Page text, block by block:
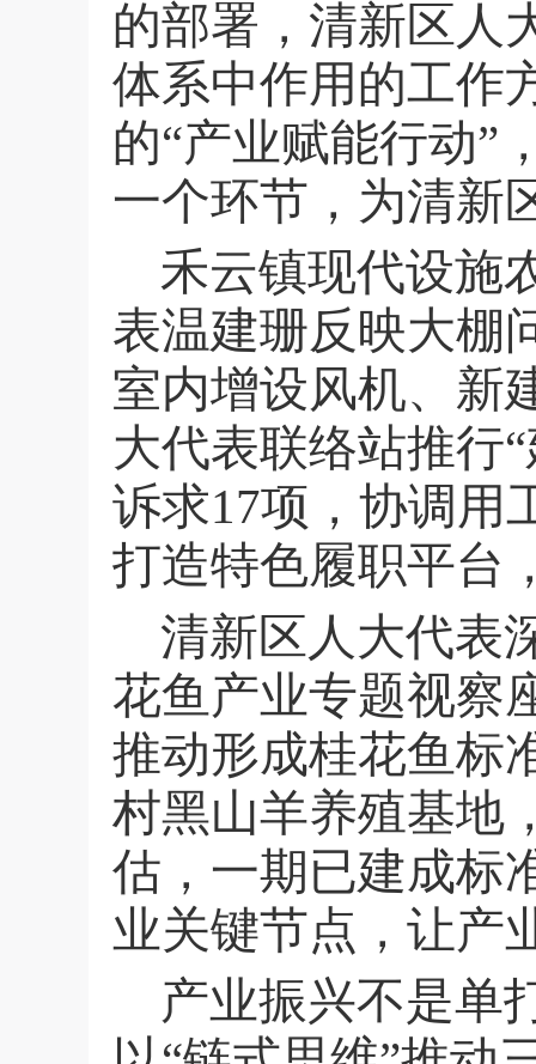
的部署，清新区人
体系中作用的工作
的“产业赋能行动”
一个环节，为清新
禾云镇现代设施
表温建珊反映大棚
室内增设风机、新
大代表联络站推行
诉求17项，协调用
打造特色履职平台
清新区人大代表
花鱼产业专题视察
推动形成桂花鱼标
村黑山羊养殖基地
估，一期已建成标
业关键节点，让产
产业振兴不是单